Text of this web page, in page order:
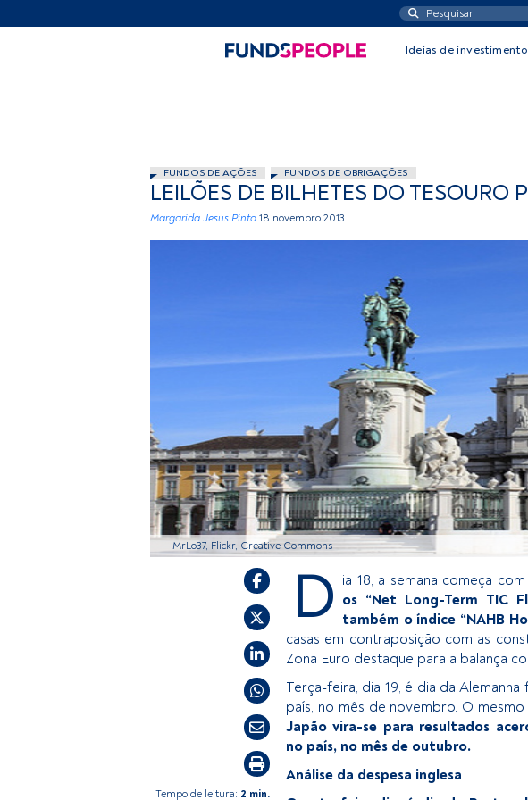
Ideias de investimento
FUNDOS DE AÇÕES FUNDOS DE OBRIGAÇÕES
LEILÕES DE BILHETES DO TESOURO
Margarida Jesus Pinto 18 novembro 2013
MrLo37, Flickr, Creative Commons
Tempo de leitura: 2 min.
D ia 18, a semana começa
os “Net Long-Term TIC
também o índice “NAHB
casas em contraposição com as
Zona Euro destaque para a balança
Terça-feira, dia 19, é dia da
país, no mês de novembro. O
Japão vira-se para resultados
no país, no mês de outubro.
Análise da despesa inglesa